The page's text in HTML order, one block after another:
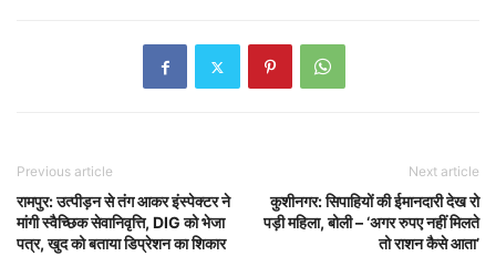
Previous article
रामपुर: उत्पीड़न से तंग आकर इंस्पेक्टर ने
मांगी स्वैच्छिक सेवानिवृत्ति, DIG को भेजा
पत्र, खुद को बताया डिप्रेशन का शिकार
Next article
कुशीनगर: सिपाहियों की ईमानदारी देख रो
पड़ी महिला, बोली – ‘अगर रुपए नहीं मिलते
तो राशन कैसे आता’